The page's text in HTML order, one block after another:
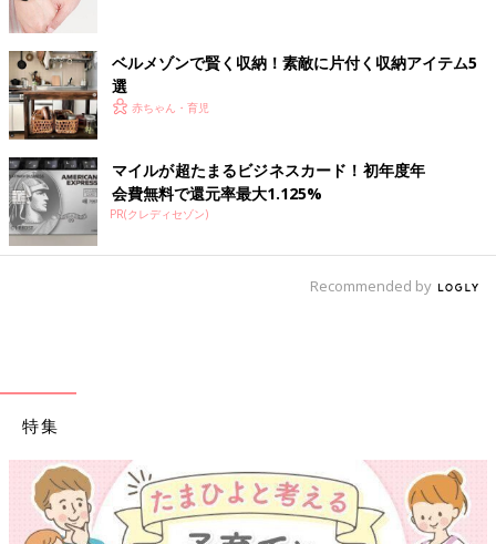
ベルメゾンで賢く収納！素敵に片付く収納アイテム5
選
赤ちゃん・育児
マイルが超たまるビジネスカード！初年度年
会費無料で還元率最大1.125%
PR(クレディセゾン)
Recommended by
特集